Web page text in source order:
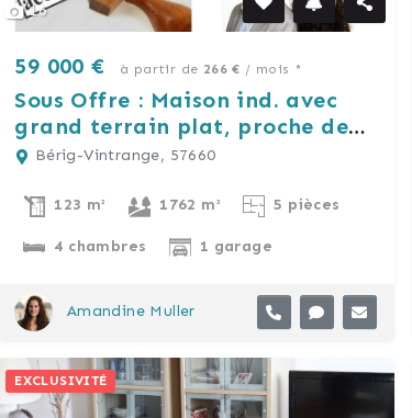
16
59 000 € à partir de 266 € / mois *
Sous Offre : Maison ind. avec
grand terrain plat, proche de
Morhange.
Bérig-Vintrange, 57660
123 m² 1762 m² 5 pièces
4 chambres 1 garage
Amandine Muller
EXCLUSIVITÉ